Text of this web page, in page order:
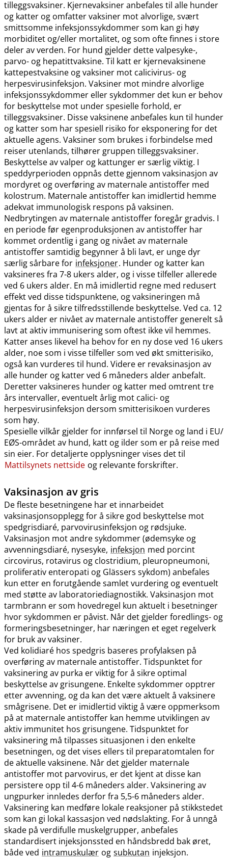
tilleggsvaksiner. Kjernevaksiner anbefales til alle hunder
og katter og omfatter vaksiner mot alvorlige, svært
smittsomme infeksjonssykdommer som kan gi høy
morbiditet og​/​eller mortalitet, og som ofte finnes i store
deler av verden. For hund gjelder dette valpesyke-,
parvo- og hepatittvaksine. Til katt er kjernevaksinene
kattepestvaksine og vaksiner mot calicivirus- og
herpesvirusinfeksjon. Vaksiner mot mindre alvorlige
infeksjonssykdommer eller sykdommer det kun er behov
for beskyttelse mot under spesielle forhold, er
tilleggsvaksiner. Disse vaksinene anbefales kun til hunder
og katter som har spesiell risiko for eksponering for det
aktuelle agens. Vaksiner som brukes i forbindelse med
reiser utenlands, tilhører gruppen tilleggsvaksiner.
Beskyttelse av valper og kattunger er særlig viktig. I
speddyrperioden oppnås dette gjennom vaksinasjon av
mordyret og overføring av maternale antistoffer med
kolostrum. Maternale antistoffer kan imidlertid hemme
adekvat immunologisk respons på vaksinen.
Nedbrytingen av maternale antistoffer foregår gradvis. I
en periode før egenproduksjonen av antistoffer har
kommet ordentlig i gang og nivået av maternale
antistoffer samtidig begynner å bli lavt, er unge dyr
særlig sårbare for infeksjoner. Hunder og katter kan
vaksineres fra 7-8 ukers alder, og i visse tilfeller allerede
ved 6 ukers alder. En må imidlertid regne med redusert
effekt ved disse tidspunktene, og vaksineringen må
gjentas for å sikre tilfredsstillende beskyttelse. Ved ca. 12
ukers alder er nivået av maternale antistoffer generelt så
lavt at aktiv immunisering som oftest ikke vil hemmes.
Katter anses likevel ha behov for en ny dose ved 16 ukers
alder, noe som i visse tilfeller som ved økt smitterisiko,
også kan vurderes til hund. Videre er revaksinasjon av
alle hunder og katter ved 6 måneders alder anbefalt.
Deretter vaksineres hunder og katter med omtrent tre
års intervaller, eventuelt årlig mot calici- og
herpesvirusinfeksjon dersom smitterisikoen vurderes
som høy.
Spesielle vilkår gjelder for innførsel til Norge og land i EU​/​
EØS-området av hund, katt og ilder som er på reise med
sin eier. For detaljerte opplysninger vises det til
Mattilsynets nettside og relevante forskrifter.
Vaksinasjon av gris
De fleste besetningene har et innarbeidet
vaksinasjonsopplegg for å sikre god beskyttelse mot
spedgrisdiaré, parvovirusinfeksjon og rødsjuke.
Vaksinasjon mot andre sykdommer (ødemsyke og
avvenningsdiaré, nysesyke, infeksjon med porcint
circovirus, rotavirus og clostridium, pleuropneumoni,
proliferativ enteropati og Glässers sykdom) anbefales
kun etter en forutgående samlet vurdering og eventuelt
med støtte av laboratoriediagnostikk. Vaksinasjon mot
tarmbrann er som hovedregel kun aktuelt i besetninger
hvor sykdommen er påvist. Når det gjelder foredlings- og
formeringsbesetninger, har næringen et eget regelverk
for bruk av vaksiner.
Ved kolidiaré hos spedgris baseres profylaksen på
overføring av maternale antistoffer. Tidspunktet for
vaksinering av purka er viktig for å sikre optimal
beskyttelse av grisungene. Enkelte sykdommer opptrer
etter avvenning, og da kan det være aktuelt å vaksinere
smågrisene. Det er imidlertid viktig å være oppmerksom
på at maternale antistoffer kan hemme utviklingen av
aktiv immunitet hos grisungene. Tidspunktet for
vaksinering må tilpasses situasjonen i den enkelte
besetningen, og det vises ellers til preparatomtalen for
de aktuelle vaksinene. Når det gjelder maternale
antistoffer mot parvovirus, er det kjent at disse kan
persistere opp til 4-6 måneders alder. Vaksinering av
ungpurker innledes derfor fra 5,5-6 måneders alder.
Vaksinering kan medføre lokale reaksjoner på stikkstedet
som kan gi lokal kassasjon ved nødslakting. For å unngå
skade på verdifulle muskelgrupper, anbefales
standardisert injeksjonssted en håndsbredd bak øret,
både ved intramuskulær og subkutan injeksjon.